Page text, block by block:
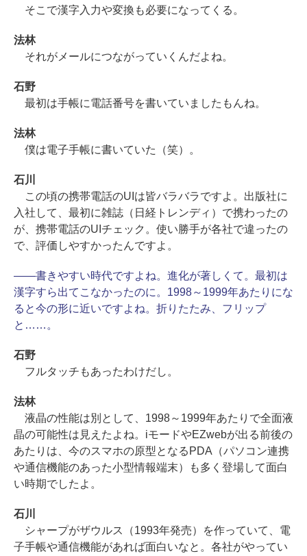
そこで漢字入力や変換も必要になってくる。
法林
それがメールにつながっていくんだよね。
石野
最初は手帳に電話番号を書いていましたもんね。
法林
僕は電子手帳に書いていた（笑）。
石川
この頃の携帯電話のUIは皆バラバラですよ。出版社に
入社して、最初に雑誌（日経トレンディ）で携わったの
が、携帯電話のUIチェック。使い勝手が各社で違ったの
で、評価しやすかったんですよ。
――書きやすい時代ですよね。進化が著しくて。最初は
漢字すら出てこなかったのに。1998～1999年あたりにな
ると今の形に近いですよね。折りたたみ、フリップ
と……。
石野
フルタッチもあったわけだし。
法林
液晶の性能は別として、1998～1999年あたりで全面液
晶の可能性は見えたよね。iモードやEZwebが出る前後の
あたりは、今のスマホの原型となるPDA（パソコン連携
や通信機能のあった小型情報端末）も多く登場して面白
い時期でしたよ。
石川
シャープがザウルス（1993年発売）を作っていて、電
子手帳や通信機能があれば面白いなと。各社がやってい